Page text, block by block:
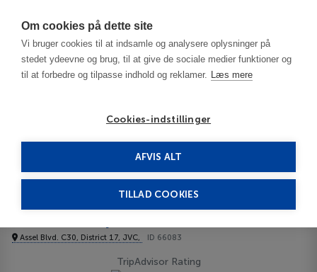
Om cookies på dette site
Vi bruger cookies til at indsamle og analysere oplysninger på
stedet ydeevne og brug, til at give de sociale medier funktioner og
til at forbedre og tilpasse indhold og reklamer. Læs mere
Cookies-indstillinger
AFVIS ALT
TILLAD COOKIES
De Forenede Arabiske Emirater
HE Hotel Apartments Lejligheder
Assel Blvd. C30, District 17, JVC, ID 66083
TripAdvisor Rating